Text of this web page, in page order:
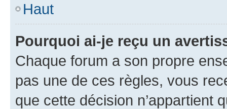
Haut
Pourquoi ai-je reçu un
Chaque forum a son propre
pas une de ces règles, vous
que cette décision n’appartient